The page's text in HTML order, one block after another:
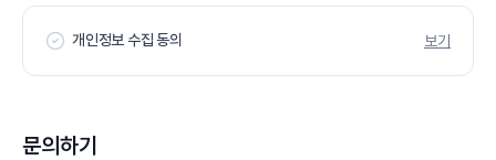
개인정보 수집 동의 보기
문의하기